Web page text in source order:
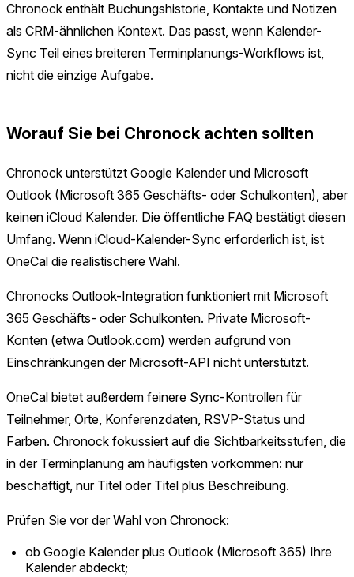
Chronock enthält Buchungshistorie, Kontakte und Notizen
als CRM-ähnlichen Kontext. Das passt, wenn Kalender-
Sync Teil eines breiteren Terminplanungs-Workflows ist,
nicht die einzige Aufgabe.
Worauf Sie bei Chronock achten sollten
Chronock unterstützt Google Kalender und Microsoft
Outlook (Microsoft 365 Geschäfts- oder Schulkonten), aber
keinen iCloud Kalender. Die öffentliche FAQ bestätigt diesen
Umfang. Wenn iCloud-Kalender-Sync erforderlich ist, ist
OneCal die realistischere Wahl.
Chronocks Outlook-Integration funktioniert mit Microsoft
365 Geschäfts- oder Schulkonten. Private Microsoft-
Konten (etwa Outlook.com) werden aufgrund von
Einschränkungen der Microsoft-API nicht unterstützt.
OneCal bietet außerdem feinere Sync-Kontrollen für
Teilnehmer, Orte, Konferenzdaten, RSVP-Status und
Farben. Chronock fokussiert auf die Sichtbarkeitsstufen, die
in der Terminplanung am häufigsten vorkommen: nur
beschäftigt, nur Titel oder Titel plus Beschreibung.
Prüfen Sie vor der Wahl von Chronock:
ob Google Kalender plus Outlook (Microsoft 365) Ihre
Kalender abdeckt;